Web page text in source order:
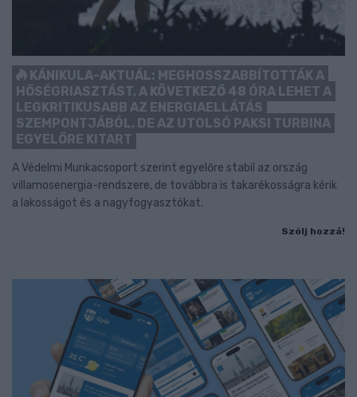
KÁNIKULA-AKTUÁL: MEGHOSSZABBÍTOTTÁK A
HŐSÉGRIASZTÁST, A KÖVETKEZŐ 48 ÓRA LEHET A
LEGKRITIKUSABB AZ ENERGIAELLÁTÁS
SZEMPONTJÁBÓL, DE AZ UTOLSÓ PAKSI TURBINA
EGYELŐRE KITART
A Védelmi Munkacsoport szerint egyelőre stabil az ország
villamosenergia-rendszere, de továbbra is takarékosságra kérik
a lakosságot és a nagyfogyasztókat.
Szólj hozzá!